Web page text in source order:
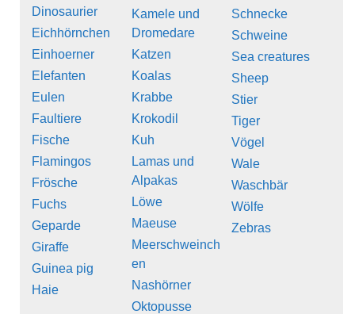
Dinosaurier
Eichhörnchen
Einhoerner
Elefanten
Eulen
Faultiere
Fische
Flamingos
Frösche
Fuchs
Geparde
Giraffe
Guinea pig
Haie
Kamele und
Dromedare
Katzen
Koalas
Krabbe
Krokodil
Kuh
Lamas und
Alpakas
Löwe
Maeuse
Meerschweinch
en
Nashörner
Oktopusse
Schnecke
Schweine
Sea creatures
Sheep
Stier
Tiger
Vögel
Wale
Waschbär
Wölfe
Zebras